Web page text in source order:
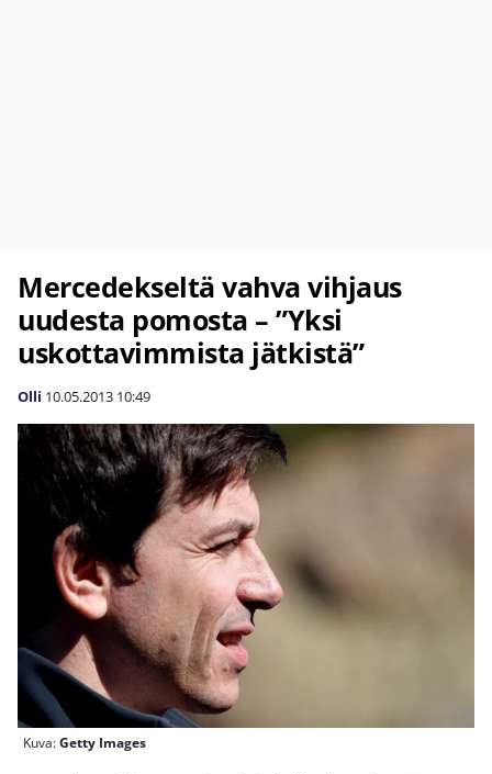
Mercedekseltä vahva vihjaus
uudesta pomosta – ”Yksi
uskottavimmista jätkistä”
Olli 10.05.2013 10:49
Kuva:Getty Images